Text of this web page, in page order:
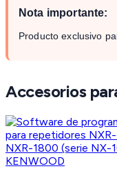
Nota importante:
Producto exclusivo
Accesorios
KENWOOD